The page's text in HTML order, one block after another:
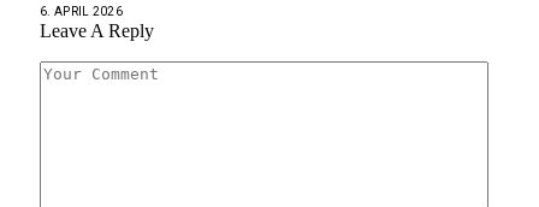
6. APRIL 2026
Leave A Reply